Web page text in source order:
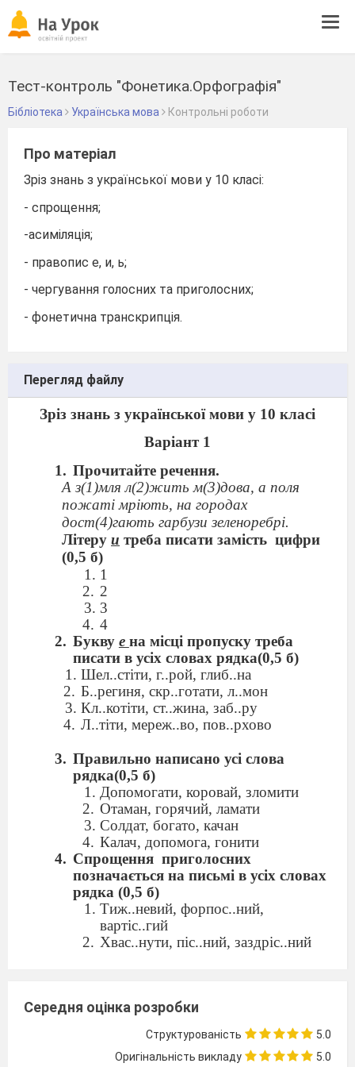
Тест-контроль "Фонетика.Орфографія"
Бібліотека Українська мова Контрольні роботи
Про матеріал
Зріз знань з української мови у 10 класі:
- спрощення;
-асиміляція;
- правопис е, и, ь;
- чергування голосних та приголосних;
- фонетична транскрипція.
Перегляд файлу
Зріз знань з української мови у 10 класі
Варіант 1
Прочитайте речення.
А з(1)мля л(2)жить м(3)дова, а поля
пожаті мріють, на городах
дост(4)гають гарбузи зеленоребрі.
Літеру и треба писати замість цифри
(0,5 б)
1
2
3
4
Букву е на місці пропуску треба
писати в усіх словах рядка(0,5 б)
Шел..стіти, г..рой, глиб..на
Б..региня, скр..готати, л..мон
Кл..котіти, ст..жина, заб..ру
Л..тіти, мереж..во, пов..рхово
Правильно написано усі слова
рядка(0,5 б)
Допомогати, коровай, зломити
Отаман, горячий, ламати
Солдат, богато, качан
Калач, допомога, гонити
Спрощення приголосних
позначається на письмі в усіх словах
рядка (0,5 б)
Тиж..невий, форпос..ний,
вартіс..гий
Хвас..нути, піс..ний, заздріс..ний
Орфографічну помилку допущено в
рядку (0,5 б)
Здолати втому допоможе
Середня оцінка розробки
Структурованість
5.0
Оригінальність викладу
5.0